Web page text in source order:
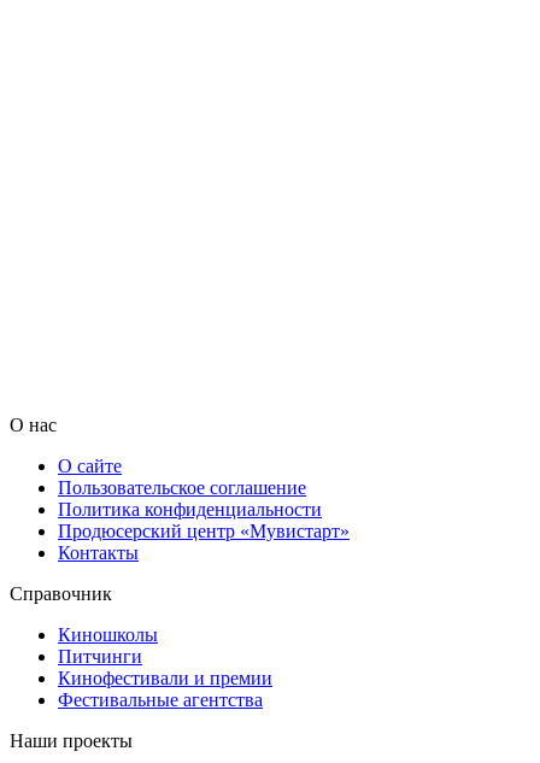
О нас
О сайте
Пользовательское соглашение
Политика конфиденциальности
Продюсерский центр «Мувистарт»
Контакты
Справочник
Киношколы
Питчинги
Кинофестивали и премии
Фестивальные агентства
Наши проекты